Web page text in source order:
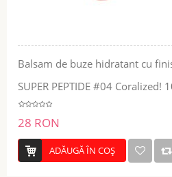
Balsam de buze hidratant cu
SUPER PEPTIDE #04 Coralized!
28 RON
ADĂUGĂ ÎN COŞ